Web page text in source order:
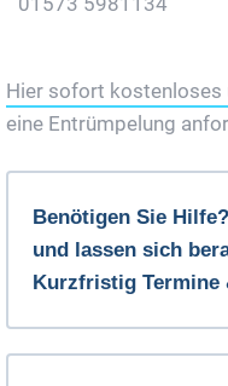
Hier sofort kostenloses
eine Entrümpelung
Benötigen Sie
und lassen sich
Kurzfristig Termine